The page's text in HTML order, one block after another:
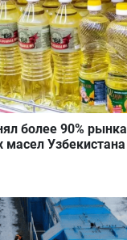
более 90% рынка
масел Узбекистана